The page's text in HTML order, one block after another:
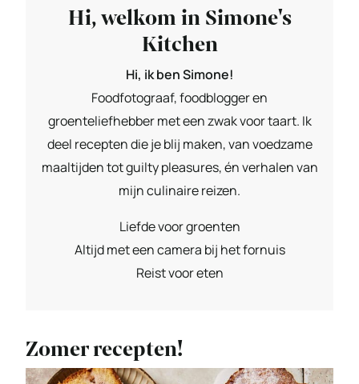
Hi, welkom in Simone's
Kitchen
Hi, ik ben Simone!
Foodfotograaf, foodblogger en
groenteliefhebber met een zwak voor taart. Ik
deel recepten die je blij maken, van voedzame
maaltijden tot guilty pleasures, én verhalen van
mijn culinaire reizen.
Liefde voor groenten
Altijd met een camera bij het fornuis
Reist voor eten
Zomer recepten!